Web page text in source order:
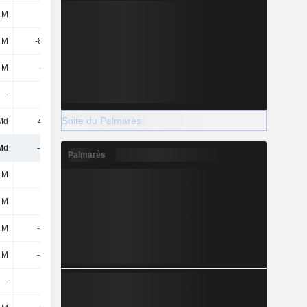
-89,1 M
-4,3 M
-
49,3 M 14,7 M
-684 M -1,35 Md
-872 M
-872 M
-
Suite du Palmarès
Palmarès